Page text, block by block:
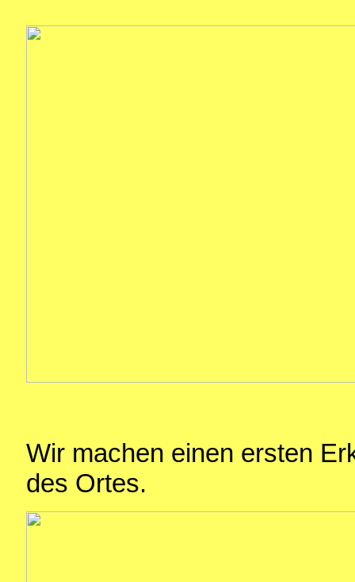
Wir machen einen ersten
des Ortes.